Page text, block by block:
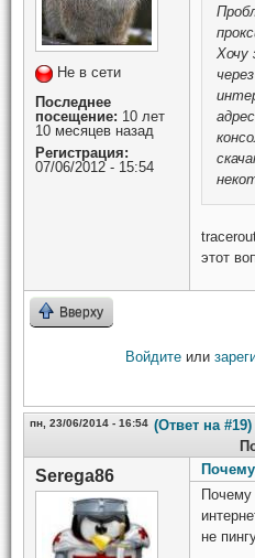
Не в сети
Последнее
посещение: 10 лет
10 месяцев назад
Регистрация:
07/06/2012 - 15:54
Хочу
этот
Вверху
Войдите или
пн, 23/06/2014 - 16:54 (Ответ на #19)
Serega86
Почему
не